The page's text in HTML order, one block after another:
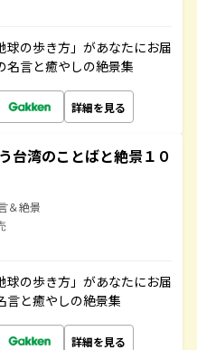
の歩き方」があなたにお届
名言と癒やしの絶景集
詳細を見る
台湾のことばと絶景１０
＆絶景
の歩き方」があなたにお届
言と癒やしの絶景集
詳細を見る